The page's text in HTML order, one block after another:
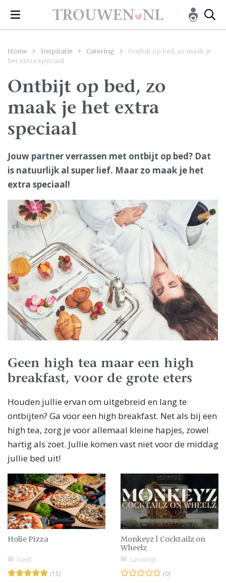
Home Inspiratie Catering
Ontbijt op bed, zo maak je
het extra speciaal
Ontbijt op bed, zo
maak je het extra
speciaal
Jouw partner verrassen met ontbijt op bed? Dat
is natuurlijk al super lief. Maar zo maak je het
extra speciaal!
Geen high tea maar een high
breakfast, voor de grote eters
Houden jullie ervan om uitgebreid en lang te
ontbijten? Ga voor een high breakfast. Net als bij een
high tea, zorg je voor allemaal kleine hapjes, zowel
hartig als zoet. Jullie komen vast niet voor de middag
jullie bed uit!
Holie Pizza
Delft
(15)
Monkeyz | Cocktailz on
Wheelz
Landelijk
(0)